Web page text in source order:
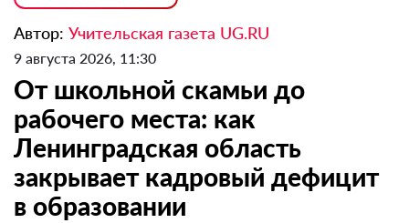
Автор: Учительская газета UG.RU
9 августа 2026, 11:30
От школьной скамьи до
рабочего места: как
Ленинградская область
закрывает кадровый дефицит
в образовании